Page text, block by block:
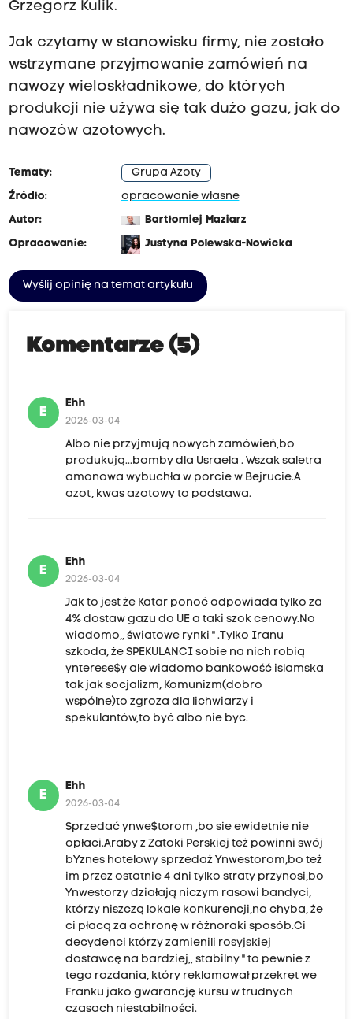
Grzegorz Kulik.
Jak czytamy w stanowisku firmy, nie zostało
wstrzymane przyjmowanie zamówień na
nawozy wieloskładnikowe, do których
produkcji nie używa się tak dużo gazu, jak do
nawozów azotowych.
Tematy:
Grupa Azoty
Źródło:
opracowanie własne
Autor:
Bartłomiej Maziarz
Opracowanie:
Justyna Polewska-Nowicka
Wyślij opinię na temat artykułu
Komentarze (5)
E
Ehh
2026-03-04
Albo nie przyjmują nowych zamówień,bo
produkują...bomby dla Usraela . Wszak saletra
amonowa wybuchła w porcie w Bejrucie.A
azot, kwas azotowy to podstawa.
E
Ehh
2026-03-04
Jak to jest że Katar ponoć odpowiada tylko za
4% dostaw gazu do UE a taki szok cenowy.No
wiadomo,, światowe rynki " .Tylko Iranu
szkoda, że SPEKULANCI sobie na nich robią
ynterese$y ale wiadomo bankowość islamska
tak jak socjalizm, Komunizm(dobro
wspólne)to zgroza dla lichwiarzy i
spekulantów,to być albo nie byc.
E
Ehh
2026-03-04
Sprzedać ynwe$torom ,bo sie ewidetnie nie
opłaci.Araby z Zatoki Perskiej też powinni swój
bYznes hotelowy sprzedaż Ynwestorom,bo też
im przez ostatnie 4 dni tylko straty przynosi,bo
Ynwestorzy działają niczym rasowi bandyci,
którzy niszczą lokale konkurencji,no chyba, że
ci płacą za ochronę w różnoraki sposób.Ci
decydenci którzy zamienili rosyjskiej
dostawcę na bardziej,, stabilny " to pewnie z
tego rozdania, który reklamował przekręt we
Franku jako gwarancję kursu w trudnych
czasach niestabilności.